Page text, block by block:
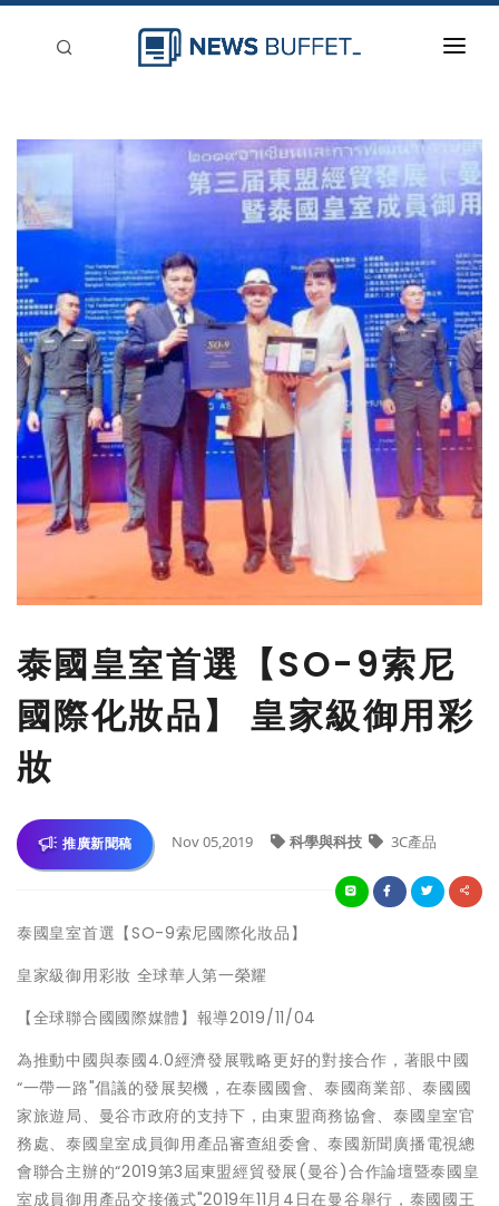
新聞稿分類
刊登
泰國皇室首選【SO-9索尼
國際化妝品】 皇家級御用彩
妝
推廣新聞稿 Nov 05,2019 科學與科技 3C產品
泰國皇室首選【SO-9索尼國際化妝品】
皇家級御用彩妝 全球華人第一榮耀
【全球聯合國國際媒體】報導2019/11/04
為推動中國與泰國4.0經濟發展戰略更好的對接合作，著眼中國
“一帶一路"倡議的發展契機，在泰國國會、泰國商業部、泰國國
家旅遊局、曼谷市政府的支持下，由東盟商務協會、泰國皇室官
務處、泰國皇室成員御用產品審查組委會、泰國新聞廣播電視總
會聯合主辦的“2019第3屆東盟經貿發展(曼谷)合作論壇暨泰國皇
室成員御用產品交接儀式"2019年11月4日在曼谷舉行，泰國國王